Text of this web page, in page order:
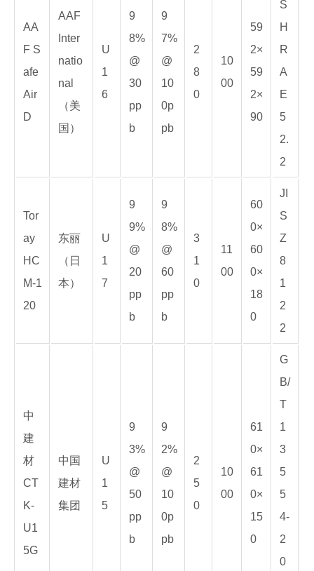
AA
F S
afe
Air
D
AAF
Inter
natio
nal
（美
国）
U
1
6
9
8%
@
30
pp
b
9
7%
@
10
0p
pb
2
8
0
10
00
59
2×
59
2×
90
S
H
R
A
E
5
2.
2
Tor
ay
HC
M-1
20
东丽
（日
本）
U
1
7
9
9%
@
20
pp
b
9
8%
@
60
pp
b
3
1
0
11
00
60
0×
60
0×
18
0
JI
S
Z
8
1
2
2
中
建
材
CT
K-
U1
5G
中国
建材
集团
U
1
5
9
3%
@
50
pp
b
9
2%
@
10
0p
pb
2
5
0
10
00
61
0×
61
0×
15
0
G
B/
T
1
3
5
5
4-
2
0